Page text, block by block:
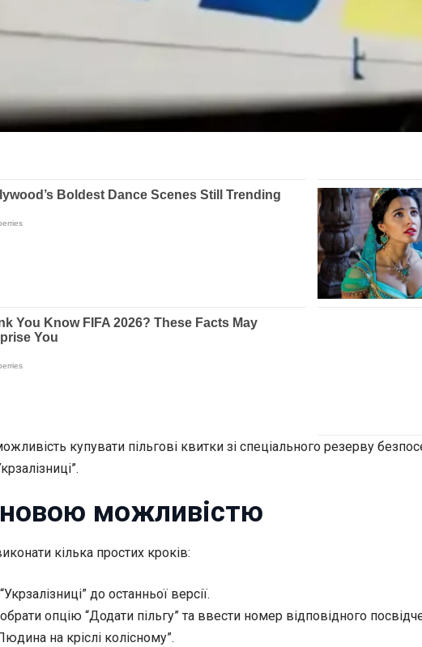
купувати пільгові квитки зі спеціального резерву
можливістю
кілька простих кроків:
до останньої версії.
опцію “Додати пільгу” та ввести номер відповідного
на кріслі колісному”.